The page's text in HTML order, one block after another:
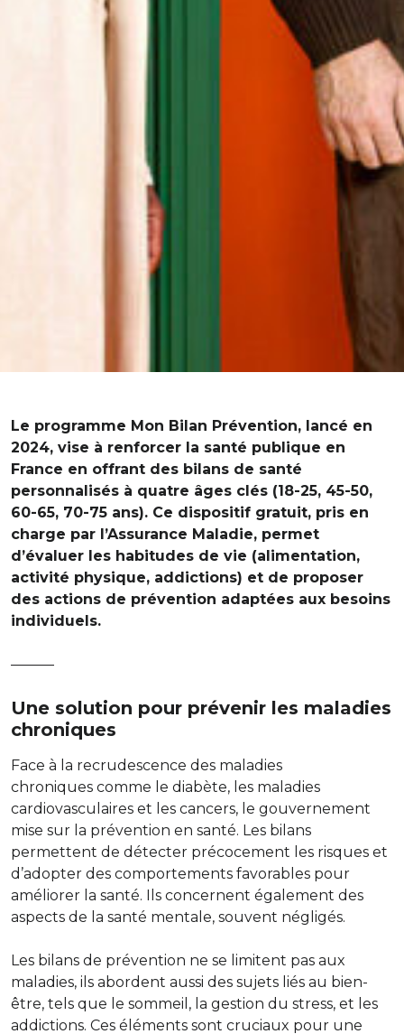
Le programme Mon Bilan Prévention, lancé en
2024, vise à renforcer la santé publique en
France en offrant des bilans de santé
personnalisés à quatre âges clés (18-25, 45-50,
60-65, 70-75 ans). Ce dispositif gratuit, pris en
charge par l’Assurance Maladie, permet
d’évaluer les habitudes de vie (alimentation,
activité physique, addictions) et de proposer
des actions de prévention adaptées aux besoins
individuels.
———
Une solution pour prévenir les maladies
chroniques
Face à la recrudescence des maladies
chroniques comme le diabète, les maladies
cardiovasculaires et les cancers, le gouvernement
mise sur la prévention en santé. Les bilans
permettent de détecter précocement les risques et
d’adopter des comportements favorables pour
améliorer la santé. Ils concernent également des
aspects de la santé mentale, souvent négligés.
Les bilans de prévention ne se limitent pas aux
maladies, ils abordent aussi des sujets liés au bien-
être, tels que le sommeil, la gestion du stress, et les
addictions. Ces éléments sont cruciaux pour une